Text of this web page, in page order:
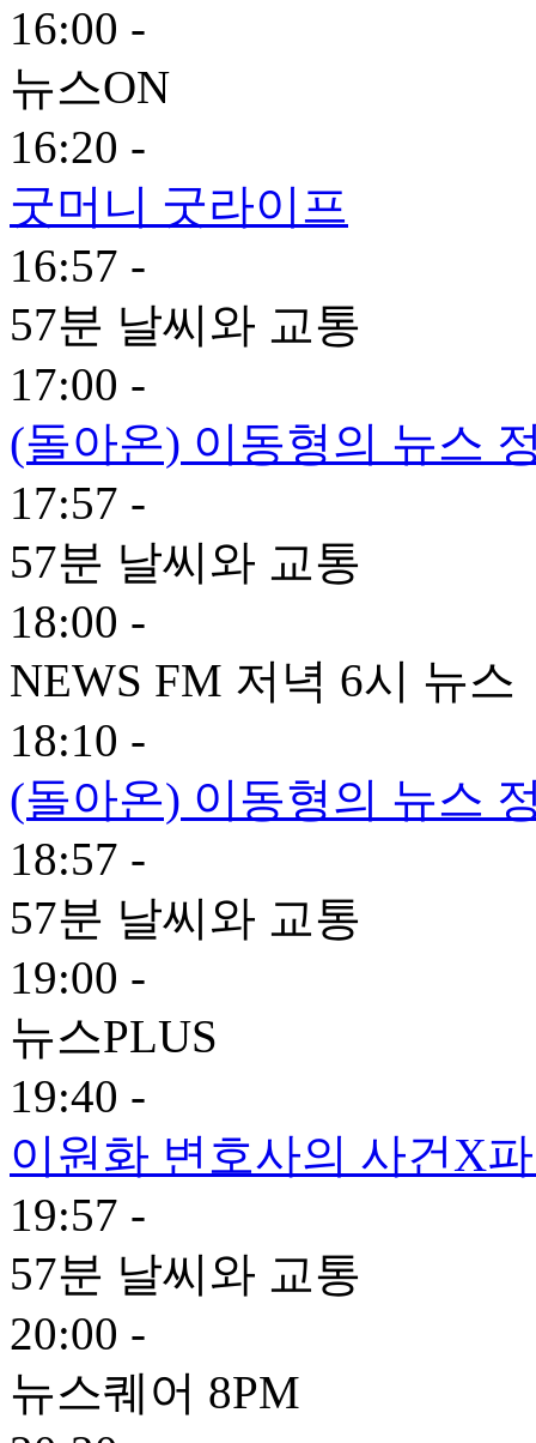
16:00 -
뉴스ON
16:20 -
굿머니 굿라이프
16:57 -
57분 날씨와 교통
17:00 -
(돌아온) 이동형의 뉴스
17:57 -
57분 날씨와 교통
18:00 -
NEWS FM 저녁 6시 뉴스
18:10 -
(돌아온) 이동형의 뉴스
18:57 -
57분 날씨와 교통
19:00 -
뉴스PLUS
19:40 -
이원화 변호사의 사건X
19:57 -
57분 날씨와 교통
20:00 -
뉴스퀘어 8PM